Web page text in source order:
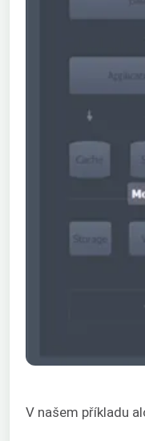
V našem příkladu